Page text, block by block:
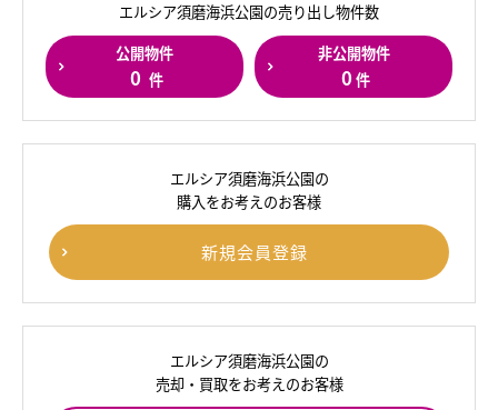
エルシア須磨海浜公園の売り出し物件数
公開物件
0 件
非公開物件
0 件
エルシア須磨海浜公園の
購入をお考えのお客様
新規会員登録
エルシア須磨海浜公園の
売却・買取をお考えのお客様